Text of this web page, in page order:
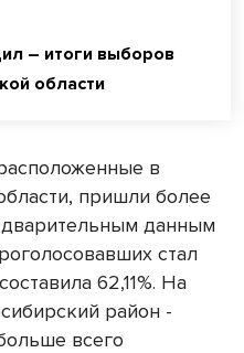
– итоги выборов
области
в
пришли более
данным
стал
62,11%. На
район -
всего